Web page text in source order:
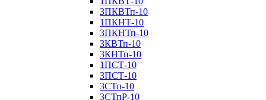
3ПКВТп-10
1ПКНТ-10
3ПКНТп-10
3КВТп-10
3КНТп-10
1ПСТ-10
3ПСТ-10
3СТп-10
3СТпР-10